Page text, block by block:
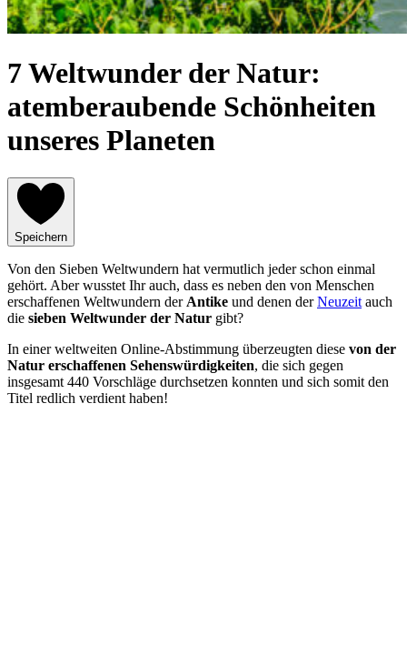
7 Weltwunder der Natur:
atemberaubende Schönheiten
unseres Planeten
Speichern
Von den Sieben Weltwundern hat vermutlich jeder schon einmal
gehört. Aber wusstet Ihr auch, dass es neben den von Menschen
erschaffenen Weltwundern der Antike und denen derNeuzeit auch
die sieben Weltwunder der Natur gibt?
In einer weltweiten Online-Abstimmung überzeugten diese von der
Natur erschaffenen Sehenswürdigkeiten, die sich gegen
insgesamt 440 Vorschläge durchsetzen konnten und sich somit den
Titel redlich verdient haben!